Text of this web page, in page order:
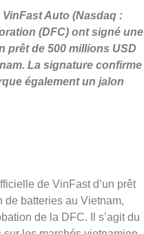
Auto (Nasdaq :
(DFC) ont signé une
prêt de 500 millions USD
La signature confirme
également un jalon
de VinFast d’un prêt
batteries au Vietnam,
de la DFC. Il s’agit du